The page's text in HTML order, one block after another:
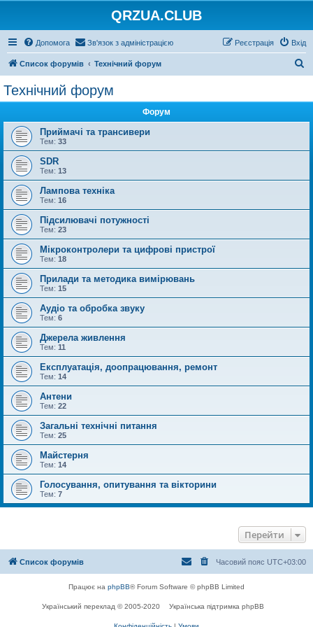
QRZUA.CLUB
Допомога Зв'язок з адміністрацією Вхід
Реєстрація
Список форумів Технічний форум
Технічний форум
Форум
Приймачі та трансивери
Тем: 33
SDR
Тем: 13
Лампова техніка
Тем: 16
Підсилювачі потужності
Тем: 23
Мікроконтролери та цифрові пристрої
Тем: 18
Прилади та методика вимірювань
Тем: 15
Аудіо та обробка звуку
Тем: 6
Джерела живлення
Тем: 11
Експлуатація, доопрацювання, ремонт
Тем: 14
Антени
Тем: 22
Загальні технічні питання
Тем: 25
Майстерня
Тем: 14
Голосування, опитування та вікторини
Тем: 7
Перейти
Список форумів Часовий пояс UTC+03:00
Працює на phpBB® Forum Software © phpBB Limited
Український переклад © 2005-2020 Українська підтримка phpBB